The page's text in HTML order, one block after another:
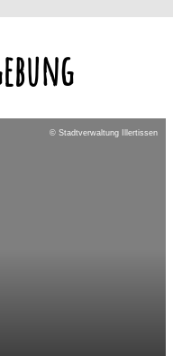
© Stadtverwaltung Illertissen